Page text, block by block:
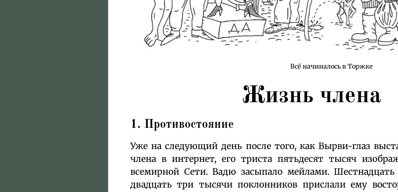
Всё начиналось в Торжке
Жизнь члена
1. Противостояние
Уже на следующий день после того, как Вырви-глаз
члена в интернет, его триста пятьдесят тысяч
всемирной Сети. Вадю засыпало мейлами.
двадцать три тысячи поклонников прислали ему